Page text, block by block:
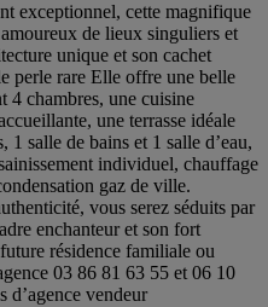
exceptionnel, cette magnifique
de lieux singuliers et
unique et son cachet
perle rare Elle offre une belle
4 chambres, une cuisine
une terrasse idéale
salle de bains et 1 salle d’eau,
individuel, chauffage
gaz de ville.
vous serez séduits par
enchanteur et son fort
résidence familiale ou
03 86 81 63 55 et 06 10
d’agence vendeur